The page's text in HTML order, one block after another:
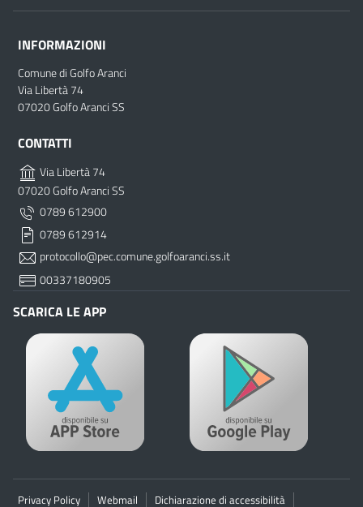
INFORMAZIONI
Comune di Golfo Aranci
Via Libertà 74
07020 Golfo Aranci SS
CONTATTI
Via Libertà 74
07020 Golfo Aranci SS
0789 612900
0789 612914
protocollo@pec.comune.golfoaranci.ss.it
00337180905
SCARICA LE APP
Privacy Policy Webmail Dichiarazione di accessibilità